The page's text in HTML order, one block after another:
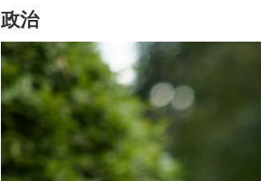
ウクルインフォル
コンタクト
政治